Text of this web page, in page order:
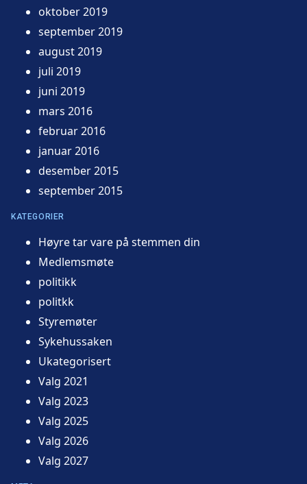
oktober 2019
september 2019
august 2019
juli 2019
juni 2019
mars 2016
februar 2016
januar 2016
desember 2015
september 2015
KATEGORIER
Høyre tar vare på stemmen din
Medlemsmøte
politikk
politkk
Styremøter
Sykehussaken
Ukategorisert
Valg 2021
Valg 2023
Valg 2025
Valg 2026
Valg 2027